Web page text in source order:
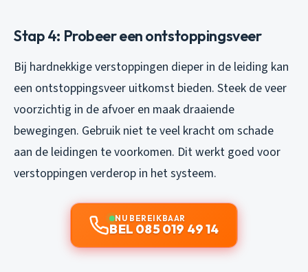
Stap 4: Probeer een ontstoppingsveer
Bij hardnekkige verstoppingen dieper in de leiding kan
een ontstoppingsveer uitkomst bieden. Steek de veer
voorzichtig in de afvoer en maak draaiende
bewegingen. Gebruik niet te veel kracht om schade
aan de leidingen te voorkomen. Dit werkt goed voor
verstoppingen verderop in het systeem.
NU BEREIKBAAR
BEL 085 019 49 14